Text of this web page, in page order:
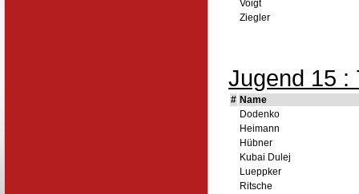
Voigt
Ziegler
Jugend 15 :
# Name
Dodenko
Heimann
Hübner
Kubai Dulej
Lueppker
Ritsche